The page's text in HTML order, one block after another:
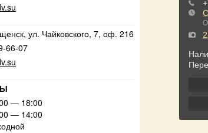
ул. Чайковского, 7, оф. 216
66-07
— 18:00
— 14:00